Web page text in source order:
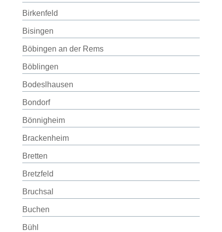
Birkenfeld
Bisingen
Böbingen an der Rems
Böblingen
Bodeslhausen
Bondorf
Bönnigheim
Brackenheim
Bretten
Bretzfeld
Bruchsal
Buchen
Bühl